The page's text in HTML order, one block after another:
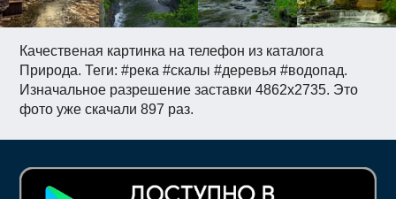
Качественая картинка на телефон из каталога
Природа. Теги: #река #скалы #деревья #водопад.
Изначальное разрешение заставки 4862x2735. Это
фото уже скачали 897 раз.